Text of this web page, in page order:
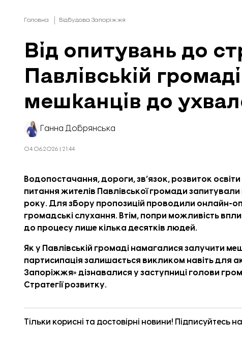
Головна Відбудова Запоріжжя
Від опитувань до
Павлівській
мешканців до
Ганна Добрянська
04.06.2026 | 21:44
Водопостачання, дороги, зв’язок, розвиток
питання жителів Павлівської громади
року. Для збору пропозицій проводили онлайн-
громадські слухання. Втім, попри можливість
до процесу лише кілька десятків людей.
Як у Павлівській громаді намагалися залучити
партисипація залишається викликом навіть для
Запоріжжя» дізнавалися у заступниці голови
Стратегії розвитку.
Тільки корисні та достовірні новини! Підписуйтесь на